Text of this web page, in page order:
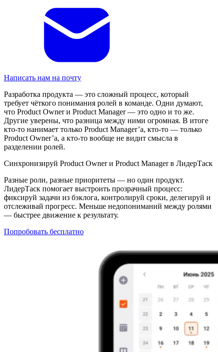
Написать нам на почту
Разработка продукта — это сложный процесс, который
требует чёткого понимания ролей в команде. Одни думают,
что Product Owner и Product Manager — это одно и то же.
Другие уверены, что разница между ними огромная. В итоге
кто-то нанимает только Product Manager’а, кто-то — только
Product Owner’а, а кто-то вообще не видит смысла в
разделении ролей.
Синхронизируй Product Owner и Product Manager в ЛидерТаск
Разные роли, разные приоритеты — но один продукт.
ЛидерТаск помогает выстроить прозрачный процесс:
фиксируй задачи из бэклога, контролируй сроки, делегируй и
отслеживай прогресс. Меньше недопониманий между ролями
— быстрее движение к результату.
Попробовать бесплатно